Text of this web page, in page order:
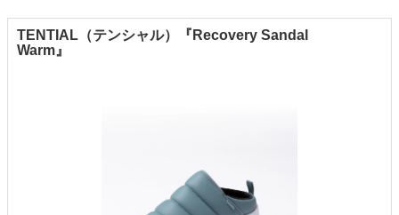
TENTIAL（テンシャル）『Recovery Sandal
Warm』